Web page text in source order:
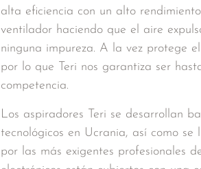
alta eficiencia con un alto
ventilador haciendo que el aire
ninguna impureza. A la vez protege
por lo que Teri nos garantiza ser
competencia.
Los aspiradores Teri se desarrollan
tecnológicos en Ucrania, así como
por las más exigentes profesionales